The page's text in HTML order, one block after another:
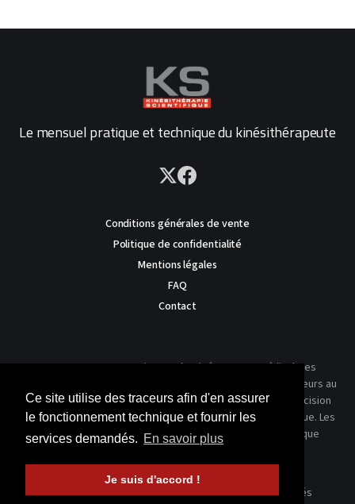
Ce site utilise des traceurs afin d'en assurer
le fonctionnement technique et fournir les
services demandés. En savoir plus
Je suis d'accord !
Le mensuel pratique et technique du kinésithérapeute
Conditions générales de vente
Politique de confidentialité
Mentions légales
FAQ
Contact
AVERTISSEMENT : Ce site est destiné au corps médical. Les
traitements présentés ne reflètent que l'expérience des auteurs au
moment où leur article a été publié dans notre journal. La décision
thérapeutique ne peut se prendre qu'après un examen clinique. Les
techniques publiées ici ne sauraient justifier une quelconque
© 2026 Kinésithérapie Scientifique - Tous droits réservés